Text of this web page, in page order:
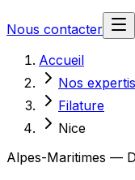
Nous contacter
Accueil
Nos
Filature
Nice
Alpes-Maritimes —